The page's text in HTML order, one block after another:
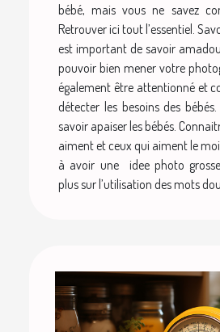
bébé, mais vous ne savez
Retrouver ici tout l’essentiel.
est important de savoir
pouvoir bien mener votre
également être attentionné et
détecter les besoins des
savoir apaiser les bébés.
aiment et ceux qui aiment le
à avoir une idee photo
plus sur l’utilisation des mots